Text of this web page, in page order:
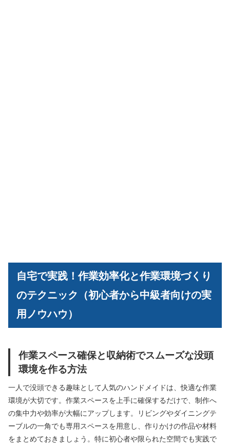
自宅で実践！作業効率化と作業環境づくり
のテクニック（初心者から中級者向けの実
用ノウハウ）
作業スペース確保と収納術でスムーズな没頭
環境を作る方法
一人で没頭できる趣味として人気のハンドメイドは、快適な作業
環境が大切です。作業スペースを上手に確保するだけで、制作へ
の集中力や効率が大幅にアップします。リビングやダイニングテ
ーブルの一角でも専用スペースを用意し、作りかけの作品や材料
をまとめておきましょう。特に初心者や限られた空間でも実践で